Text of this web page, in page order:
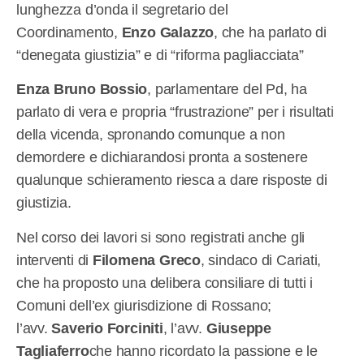
lunghezza d’onda il segretario del
Coordinamento, Enzo Galazzo, che ha parlato di
“denegata giustizia” e di “riforma pagliacciata”
Enza Bruno Bossio, parlamentare del Pd, ha
parlato di vera e propria “frustrazione” per i risultati
della vicenda, spronando comunque a non
demordere e dichiarandosi pronta a sostenere
qualunque schieramento riesca a dare risposte di
giustizia.
Nel corso dei lavori si sono registrati anche gli
interventi di Filomena Greco, sindaco di Cariati,
che ha proposto una delibera consiliare di tutti i
Comuni dell’ex giurisdizione di Rossano;
l’avv.Saverio Forciniti, l’avv. Giuseppe
Tagliaferroche hanno ricordato la passione e le